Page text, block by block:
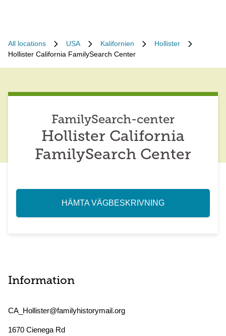
All locations USA Kalifornien
Hollister
Hollister California FamilySearch Center
FamilySearch-center
Hollister California
FamilySearch Center
HÄMTA VÄGBESKRIVNING
Information
CA_Hollister@familyhistorymail.org
1670 Cienega Rd